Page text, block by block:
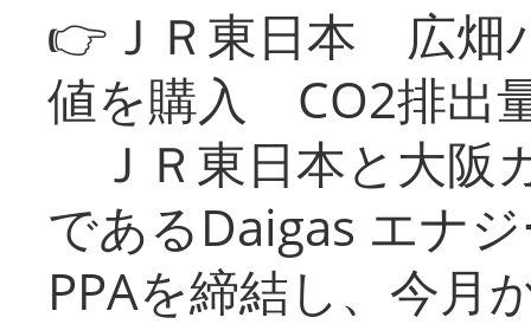
👉ＪＲ東日本 広畑
値を購入 CO2排出
ＪＲ東日本と大阪
であるDaigas エナ
PPAを締結し、今月